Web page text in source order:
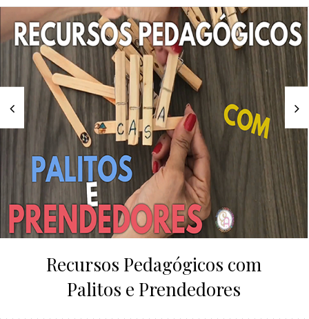
Recursos Pedagógicos com
Palitos e Prendedores